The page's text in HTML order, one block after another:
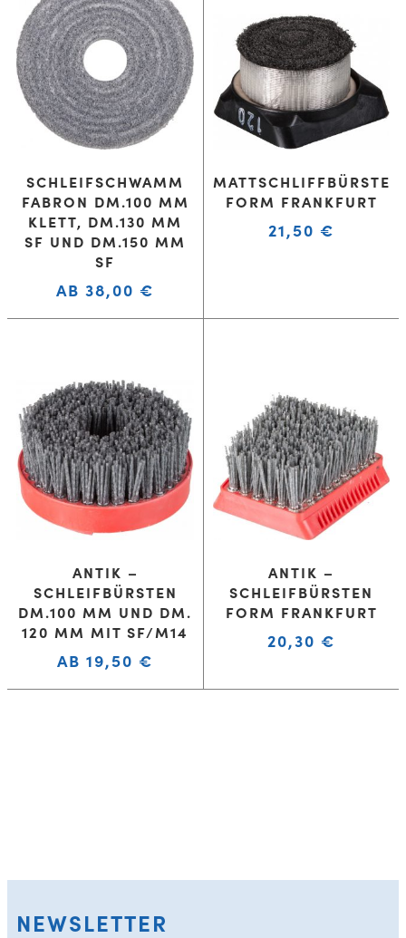
SCHLEIFSCHWAMM
FABRON DM.100 MM
KLETT, DM.130 MM
SF UND DM.150 MM
SF
AB 38,00 €
MATTSCHLIFFBÜRSTE
FORM FRANKFURT
21,50 €
ANTIK –
SCHLEIFBÜRSTEN
DM.100 MM UND DM.
120 MM MIT SF/M14
AB 19,50 €
ANTIK –
SCHLEIFBÜRSTEN
FORM FRANKFURT
20,30 €
NEWSLETTER